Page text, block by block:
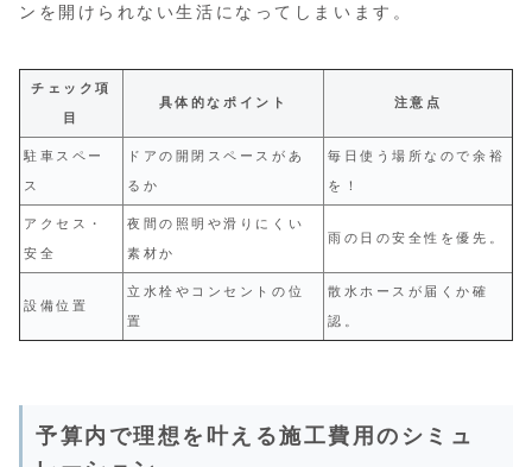
ンを開けられない生活になってしまいます。
チェック項
目
具体的なポイント 注意点
駐車スペー
ス
ドアの開閉スペースがあ
るか
毎日使う場所なので余裕
を！
アクセス・
安全
夜間の照明や滑りにくい
素材か
雨の日の安全性を優先。
設備位置
立水栓やコンセントの位
置
散水ホースが届くか確
認。
予算内で理想を叶える施工費用のシミュ